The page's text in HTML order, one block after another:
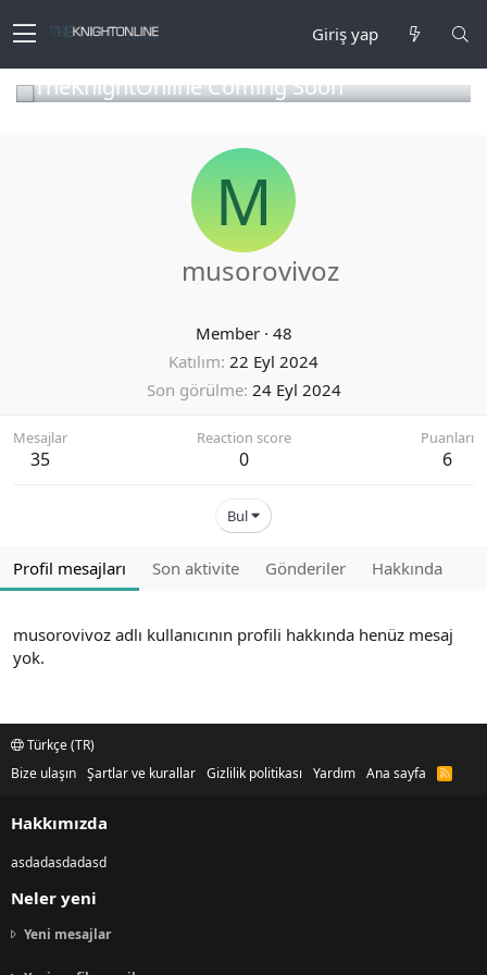
Giriş yap
TheKnightOnline Coming Soon
M
musorovivoz
Member · 48
Katılım 22 Eyl 2024
Son görülme 24 Eyl 2024
Mesajlar
35
Reaction score
0
Puanları
6
Bul
Profil mesajları Son aktivite Gönderiler Hakkında
musorovivoz adlı kullanıcının profili hakkında henüz mesaj
yok.
Türkçe (TR)
Bize ulaşın Şartlar ve kurallar Gizlilik politikası Yardım Ana sayfa
R
Hakkımızda
asdadasdadasd
Neler yeni
Yeni mesajlar